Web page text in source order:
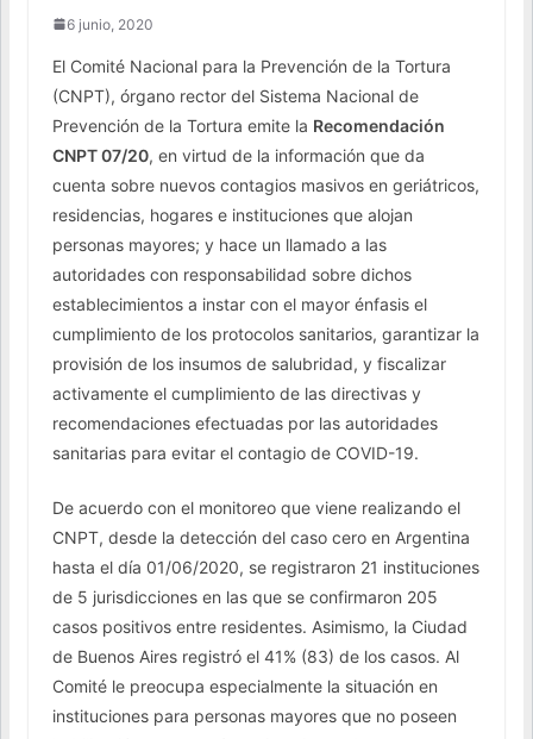
6 junio, 2020
El Comité Nacional para la Prevención de la Tortura
(CNPT), órgano rector del Sistema Nacional de
Prevención de la Tortura emite la Recomendación
CNPT 07/20, en virtud de la información que da
cuenta sobre nuevos contagios masivos en geriátricos,
residencias, hogares e instituciones que alojan
personas mayores; y hace un llamado a las
autoridades con responsabilidad sobre dichos
establecimientos a instar con el mayor énfasis el
cumplimiento de los protocolos sanitarios, garantizar la
provisión de los insumos de salubridad, y fiscalizar
activamente el cumplimiento de las directivas y
recomendaciones efectuadas por las autoridades
sanitarias para evitar el contagio de COVID-19.
De acuerdo con el monitoreo que viene realizando el
CNPT, desde la detección del caso cero en Argentina
hasta el día 01/06/2020, se registraron 21 instituciones
de 5 jurisdicciones en las que se confirmaron 205
casos positivos entre residentes. Asimismo, la Ciudad
de Buenos Aires registró el 41% (83) de los casos. Al
Comité le preocupa especialmente la situación en
instituciones para personas mayores que no poseen